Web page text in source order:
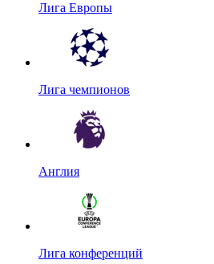
Лига Европы
Лига чемпионов
Англия
Лига конференций